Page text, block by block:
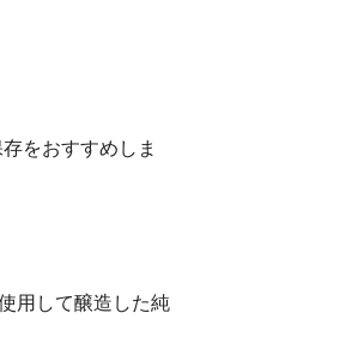
をおすすめしま
用して醸造した純